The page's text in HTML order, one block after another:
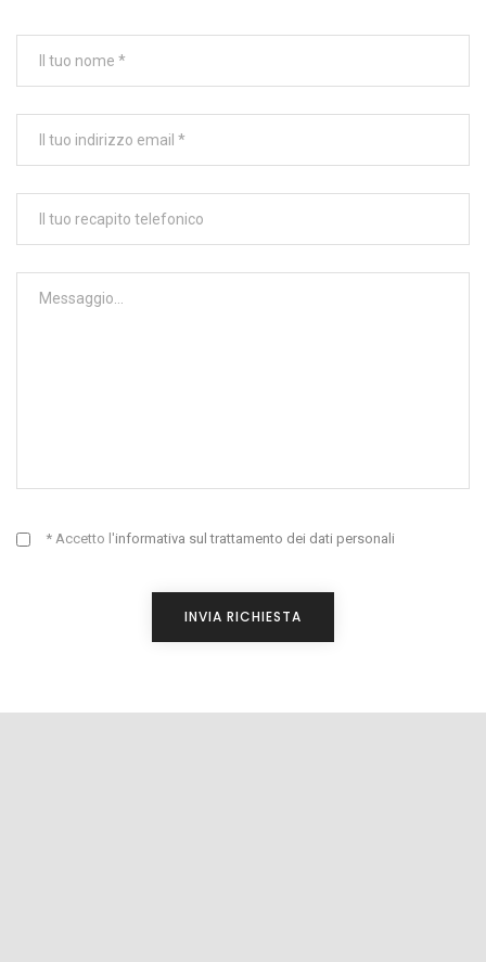
* Accetto l'informativa sul trattamento dei dati personali
INVIA RICHIESTA